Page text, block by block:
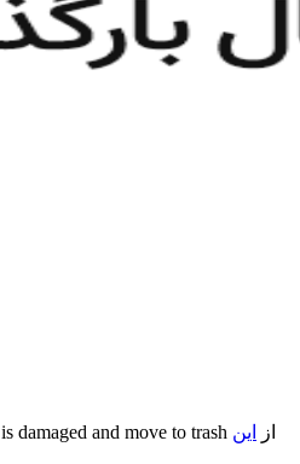
is damaged and move to trash از
این